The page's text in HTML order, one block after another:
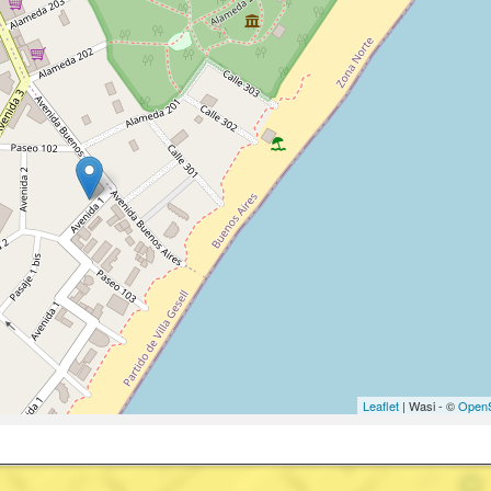
Leaflet| Wasi - ©